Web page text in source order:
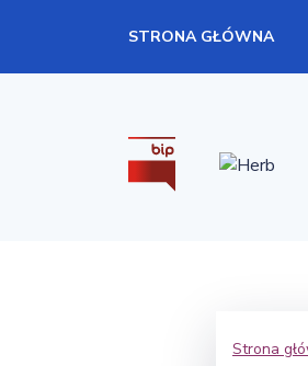
STRONA GŁÓWNA
Strona